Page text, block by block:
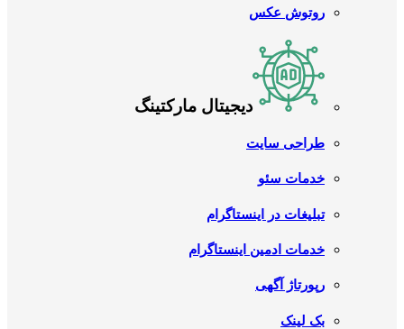
روتوش عکس
دیجیتال مارکتینگ
طراحی سایت
خدمات سئو
تبلیغات در اینستاگرام
خدمات ادمین اینستاگرام
رپورتاژ آگهی
بک لینک